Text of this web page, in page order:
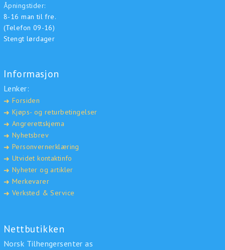
Åpningstider:
8-16 man til fre.
(Telefon 09-16)
Stengt lørdager
Informasjon
Lenker:
➜ Forsiden
➜ Kjøps- og returbetingelser
➜ Angrerettskjema
➜ Nyhetsbrev
➜ Personvernerklæring
➜ Utvidet kontaktinfo
➜ Nyheter og artikler
➜ Merkevarer
➜ Verksted & Service
Nettbutikken
Norsk Tilhengersenter as